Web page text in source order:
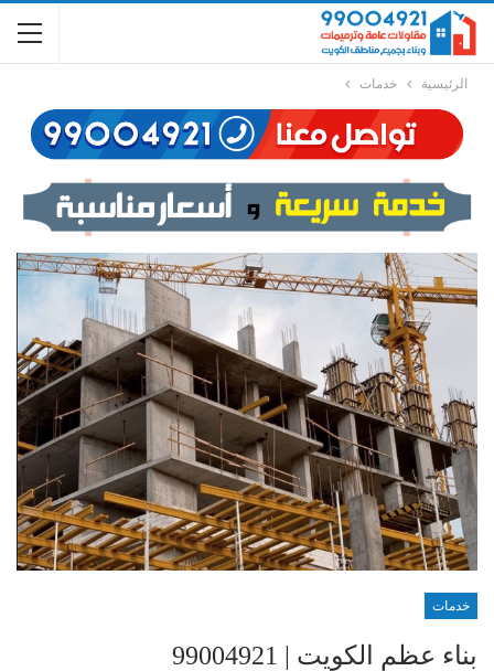
الرئيسية خدمات
خدمات
بناء عظم الكويت | 99004921